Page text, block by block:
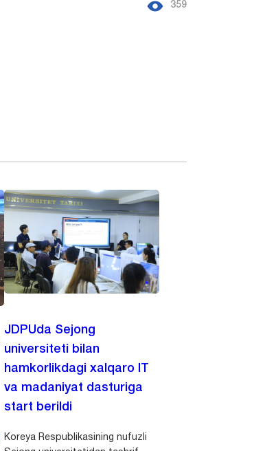
359
JDPUda Sejong
universiteti bilan
hamkorlikdagi xalqaro IT
va madaniyat dasturiga
start berildi
Koreya Respublikasining nufuzli